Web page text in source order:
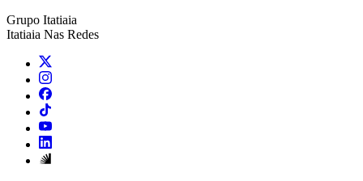
Grupo Itatiaia
Itatiaia Nas Redes